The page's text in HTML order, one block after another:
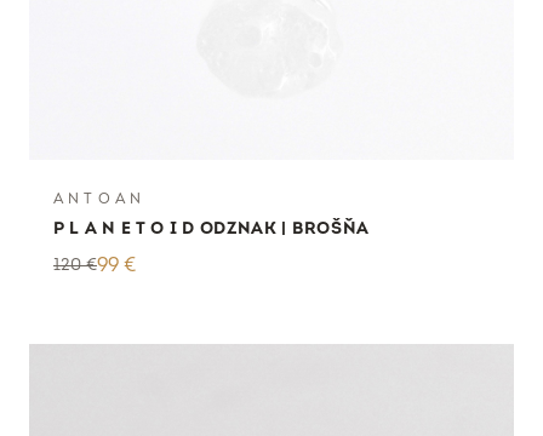
A N T O A N
P L A N E T O I D ODZNAK | BROŠŇA
120€99 €